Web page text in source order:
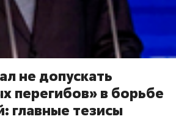
не допускать
перегибов» в борьбе
главные тезисы